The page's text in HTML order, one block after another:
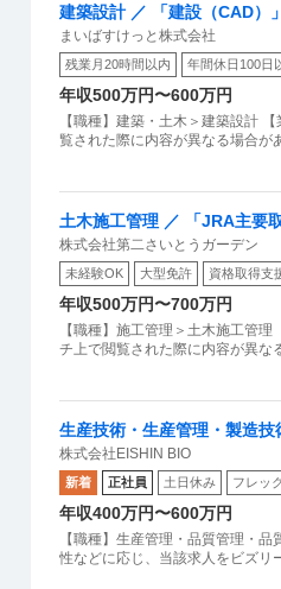
建築設計 ／ 「建設（CAD）
度／イオンGで安定基盤
まいばすけっと株式会社
残業月20時間以内 年間休日100日
年収500万円〜600万円
【職種】建築・土木＞建築設計
覧された際に内容が異なる場合が
土木施工管理 ／ 「JRA主要
型・重機免許を活かし／残業
株式会社第二さいとうガーデン
未経験OK 大型免許 資格取得支
年収500万円〜700万円
【職種】施工管理＞土木施工管
チ上で閲覧された際に内容が異な
生産技術・生産管理・製造
可の最新CPF／風通しの良い
株式会社EISHIN BIO
新着 正社員 土日休み フレッ
年収400万円〜600万円
【職種】生産管理・品質管理・
性などに応じ、当該求人をビズリ